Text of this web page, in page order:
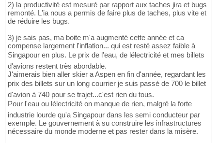
2) la productivité est mesuré par rapport aux taches jira et bugs
remonté. L'ia nous a permis de faire plus de taches, plus vite et
de réduire les bugs.
3) je sais pas, ma boite m'a augmenté cette année et ca
compense largement l'inflation... qui est resté assez faible à
Singapour en plus. Le prix de l'eau, de lélectricité et mes billets
d'avions restent très abordable.
J'aimerais bien aller skier a Aspen en fin d'année, regardant les
prix des billets sur un long courrier je suis passé de 700 le billet
d'avion à 740 pour se trajet...c'est rien du tous.
Pour l'eau ou lélectricité on manque de rien, malgré la forte
industrie lourde qu'a Singapour dans les semi conducteur par
exemple. Le gouvernement à su construire les infrastructures
nécessaire du monde moderne et pas rester dans la misère.